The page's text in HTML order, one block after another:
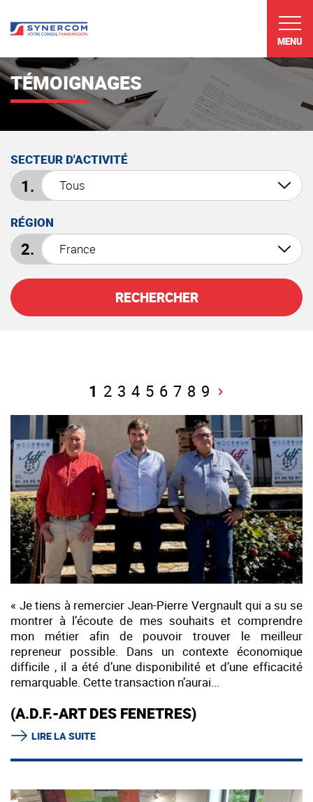
MENU
TÉMOIGNAGES
SECTEUR D'ACTIVITÉ
RÉGION
RECHERCHER
1 2 3 4 5 6 7 8 9
« Je tiens à remercier Jean-Pierre Vergnault qui a su se
montrer à l’écoute de mes souhaits et comprendre
mon métier afin de pouvoir trouver le meilleur
repreneur possible. Dans un contexte économique
difficile , il a été d’une disponibilité et d’une efficacité
remarquable. Cette transaction n’aurai...
(A.D.F.-ART DES FENETRES)
LIRE LA SUITE